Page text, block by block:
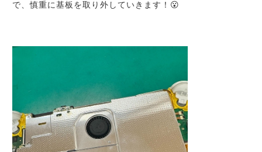
で、慎重に基板を取り外していきます！😮